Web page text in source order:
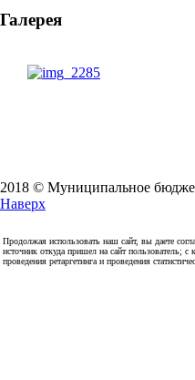
Галерея
2018 © Муниципальное
Наверх
Продолжая использовать наш сайт, вы даете
источник откуда пришел на сайт пользователь;
проведения ретаргетинга и проведения